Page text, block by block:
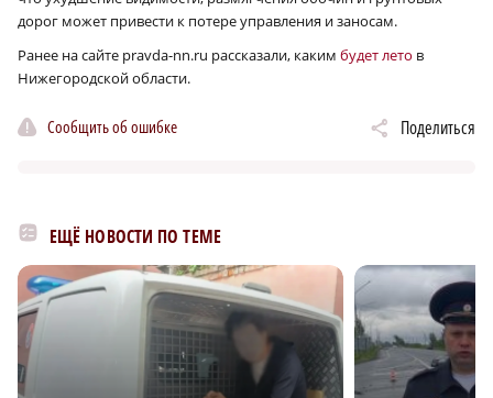
дорог может привести к потере управления и заносам.
Ранее на сайте pravda-nn.ru рассказали, каким будет лето в
Нижегородской области.
Сообщить об ошибке Поделиться
ЕЩЁ НОВОСТИ ПО ТЕМЕ